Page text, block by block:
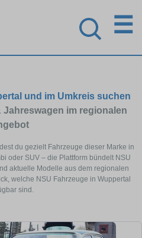
☰
und im Umkreis suchen
Jahreswagen im regionalen
du gezielt Fahrzeuge dieser Marke in
oder SUV – die Plattform bündelt NSU
aktuelle Modelle aus dem regionalen
welche NSU Fahrzeuge in Wuppertal
sind.